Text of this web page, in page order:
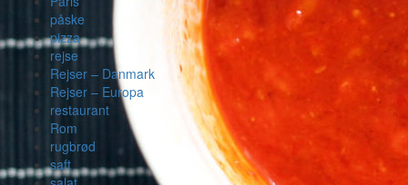
påske
pizza
rejse
Rejser – Danmark
Rejser – Europa
restaurant
Rom
rugbrød
saft